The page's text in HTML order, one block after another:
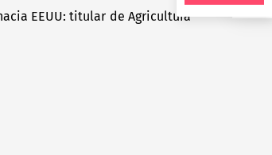
Next
EEUU: titular de Agricultura